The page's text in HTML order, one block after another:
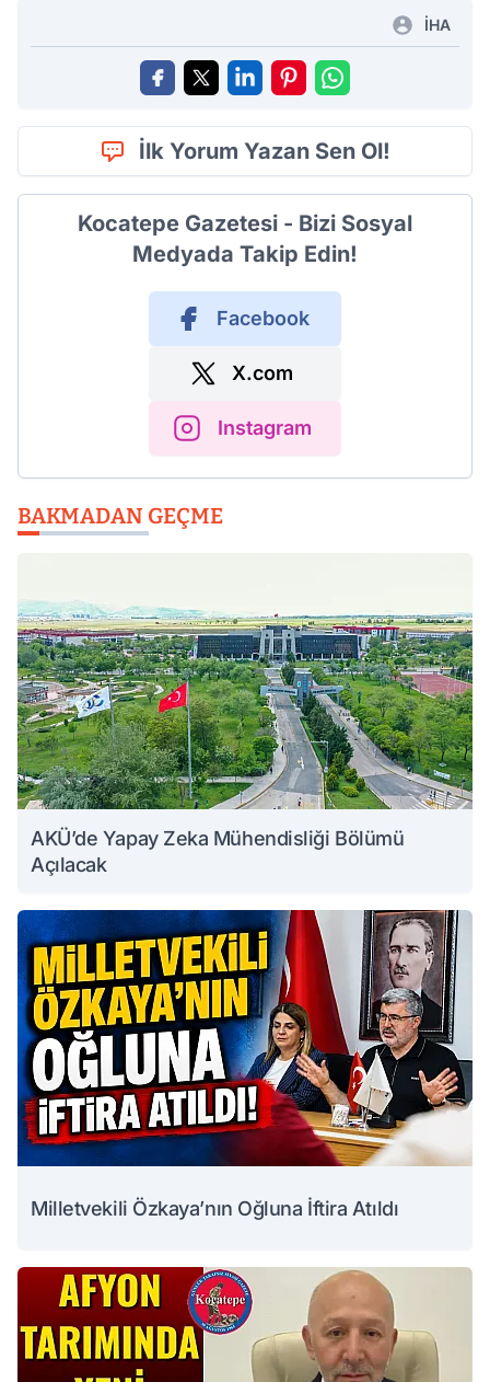
İHA
İlk Yorum Yazan Sen Ol!
Kocatepe Gazetesi - Bizi Sosyal
Medyada Takip Edin!
Facebook
X.com
Instagram
BAKMADAN GEÇME
AKÜ’de Yapay Zeka Mühendisliği Bölümü
Açılacak
Milletvekili Özkaya’nın Oğluna İftira Atıldı